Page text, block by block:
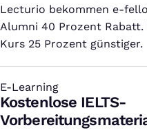
Lecturio bekommen e-
Alumni 40 Prozent
Kurs 25 Prozent günstiger.
E-Learning
:
Kostenlose IELTS-